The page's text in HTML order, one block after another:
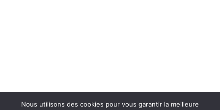
Nous utilisons des cookies pour vous garantir la meilleure